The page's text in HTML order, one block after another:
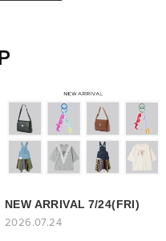
NEW ARRIVAL 7/24(FRI)
2026.07.24